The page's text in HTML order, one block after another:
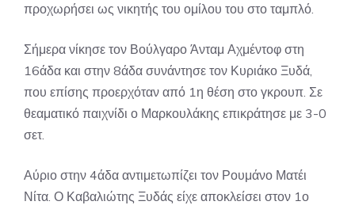
προχωρήσει ως νικητής του ομίλου του στο ταμπλό.
Σήμερα νίκησε τον Βούλγαρο Άνταμ Αχμέντοφ στη
16άδα και στην 8άδα συνάντησε τον Κυριάκο Ξυδά,
που επίσης προερχόταν από 1η θέση στο γκρουπ. Σε
θεαματικό παιχνίδι ο Μαρκουλάκης επικράτησε με 3-0
σετ.
Αύριο στην 4άδα αντιμετωπίζει τον Ρουμάνο Ματέι
Νίτα. Ο Καβαλιώτης Ξυδάς είχε αποκλείσει στον 1ο